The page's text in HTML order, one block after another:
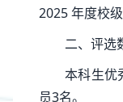
2025 年度校
二、评选
本科生优
员3名。